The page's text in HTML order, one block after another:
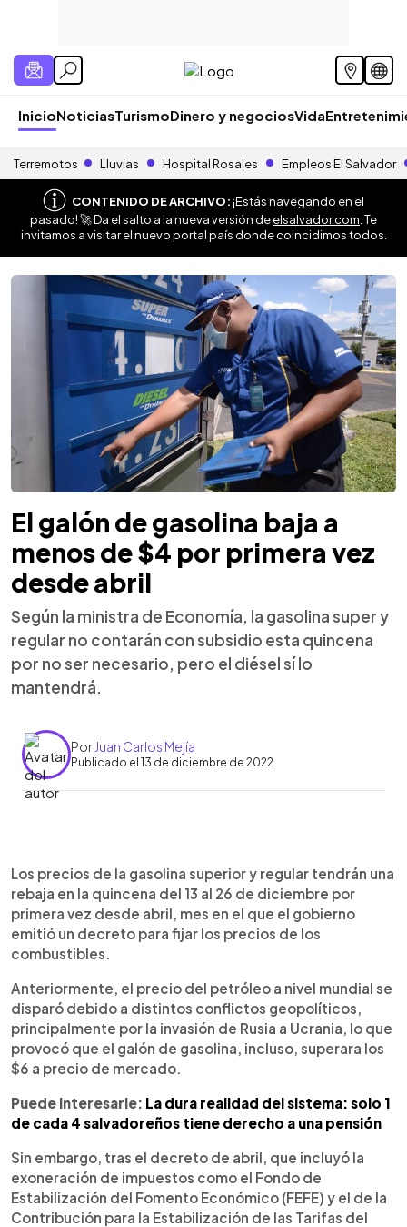
InicioNoticiasTurismoDinero y negociosVida
Terremotos Lluvias Hospital Rosales Empleos El Salvador
CONTENIDO DE ARCHIVO:¡Estás navegando en el
pasado! 🚀 Da el salto a la nueva versión deelsalvador.com . Te
invitamos a visitar el nuevo portal país donde coincidimos todos.
El galón de gasolina baja a
menos de $4 por primera vez
desde abril
Según la ministra de Economía, la gasolina super y
regular no contarán con subsidio esta quincena
por no ser necesario, pero el diésel sí lo
mantendrá.
Por Juan Carlos Mejía
Publicado el 13 de diciembre de 2022
Escuchar artículo
Los precios de la gasolina superior y regular tendrán una
rebaja en la quincena del 13 al 26 de diciembre por
primera vez desde abril, mes en el que el gobierno
emitió un decreto para fijar los precios de los
combustibles.
Anteriormente, el precio del petróleo a nivel mundial se
disparó debido a distintos conflictos geopolíticos,
principalmente por la invasión de Rusia a Ucrania, lo que
provocó que el galón de gasolina, incluso, superara los
$6 a precio de mercado.
Puede interesarle: La dura realidad del sistema: solo 1
de cada 4 salvadoreños tiene derecho a una pensión
Sin embargo, tras el decreto de abril, que incluyó la
exoneración de impuestos como el Fondo de
Estabilización del Fomento Económico (FEFE) y el de la
Contribución para la Estabilización de las Tarifas del